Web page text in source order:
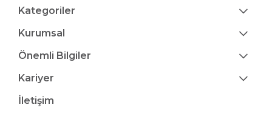
Kategoriler
Kurumsal
Önemli Bilgiler
Kariyer
İletişim